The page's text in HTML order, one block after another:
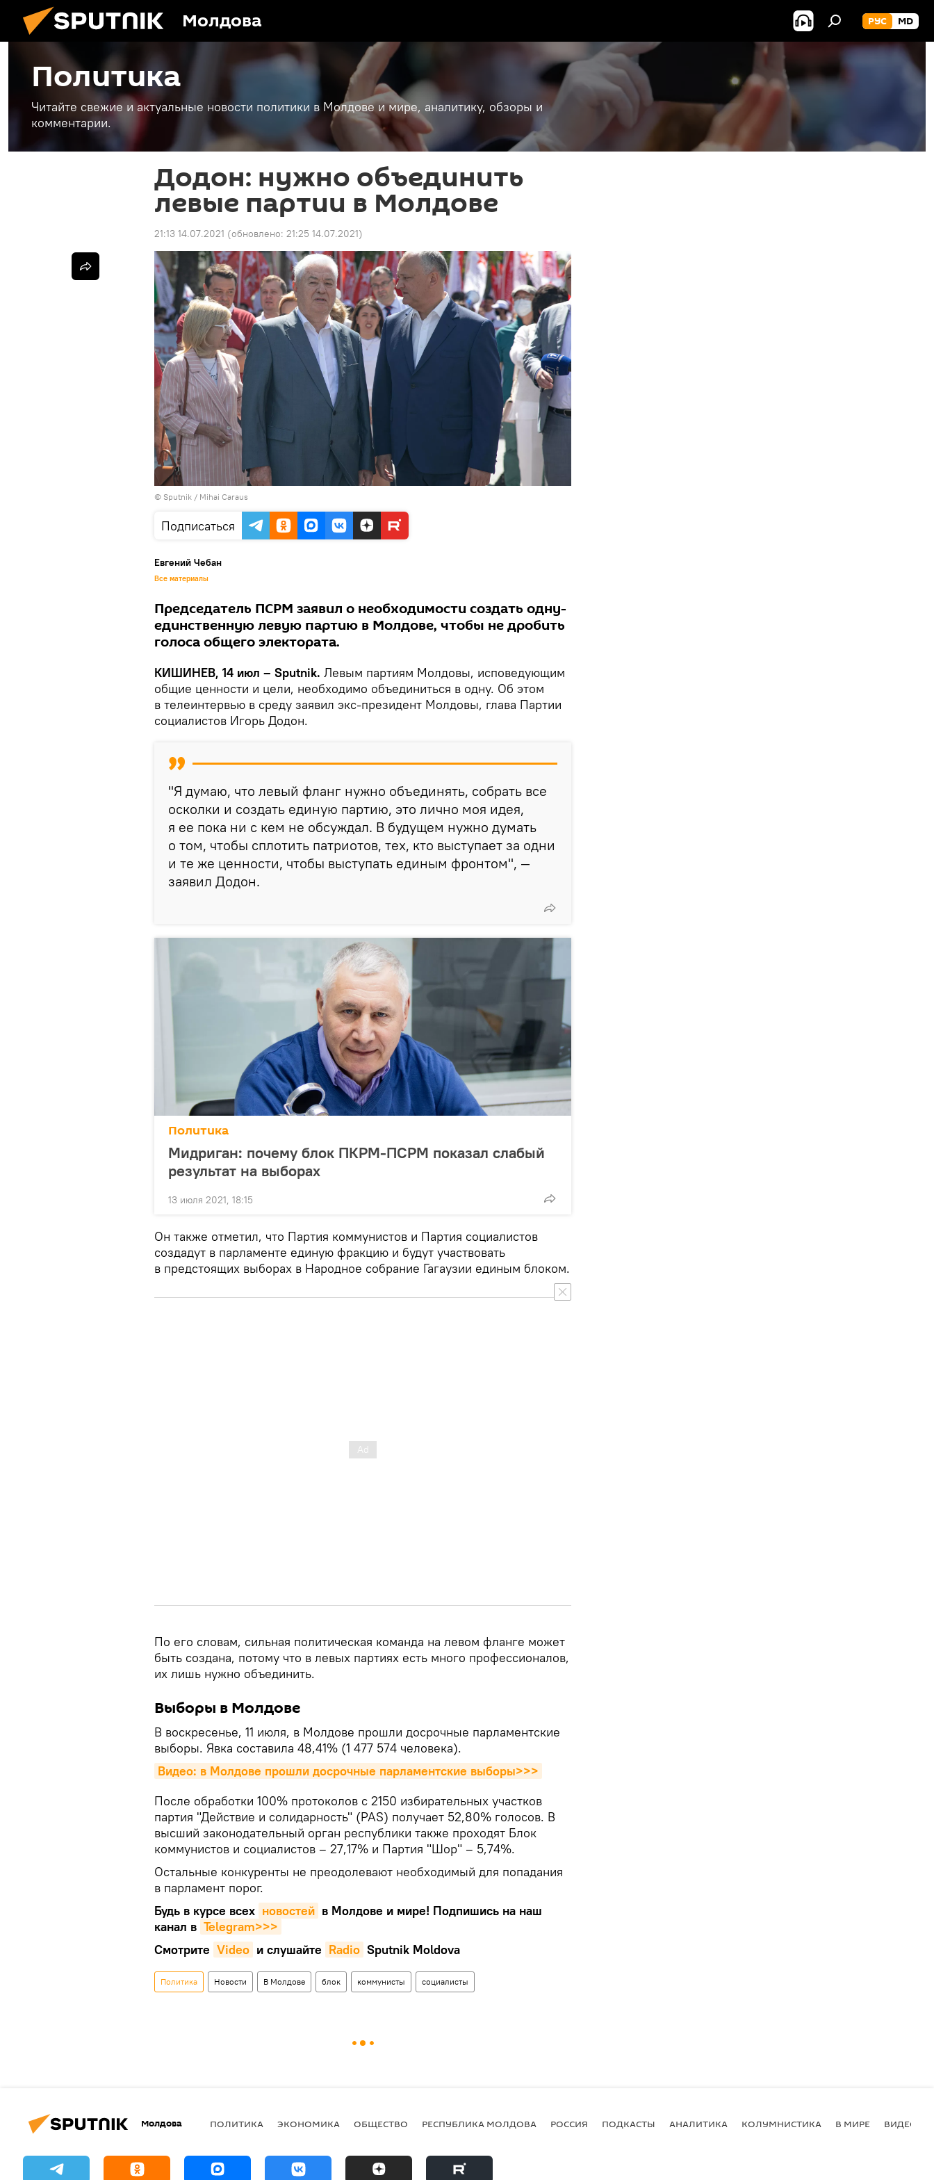
Молдова РУС MD
Политика
Читайте свежие и актуальные новости политики в Молдове и мире, аналитику, обзоры и
комментарии.
Додон: нужно объединить
левые партии в Молдове
21:13 14.07.2021 (обновлено: 21:25 14.07.2021)
© Sputnik / Mihai Caraus
Подписаться
Евгений Чебан
Все материалы
Председатель ПСРМ заявил о необходимости создать одну-
единственную левую партию в Молдове, чтобы не дробить
голоса общего электората.
КИШИНЕВ, 14 июл – Sputnik. Левым партиям Молдовы, исповедующим
общие ценности и цели, необходимо объединиться в одну. Об этом
в телеинтервью в среду заявил экс-президент Молдовы, глава Партии
социалистов Игорь Додон.
"Я думаю, что левый фланг нужно объединять, собрать все
осколки и создать единую партию, это лично моя идея,
я ее пока ни с кем не обсуждал. В будущем нужно думать
о том, чтобы сплотить патриотов, тех, кто выступает за одни
и те же ценности, чтобы выступать единым фронтом", —
заявил Додон.
Политика
Мидриган: почему блок ПКРМ-ПСРМ показал слабый
результат на выборах
13 июля 2021, 18:15
Он также отметил, что Партия коммунистов и Партия социалистов
создадут в парламенте единую фракцию и будут участвовать
в предстоящих выборах в Народное собрание Гагаузии единым блоком.
По его словам, сильная политическая команда на левом фланге может
быть создана, потому что в левых партиях есть много профессионалов,
их лишь нужно объединить.
Выборы в Молдове
В воскресенье, 11 июля, в Молдове прошли досрочные парламентские
выборы. Явка составила 48,41% (1 477 574 человека).
Видео: в Молдове прошли досрочные парламентские выборы>>>
После обработки 100% протоколов с 2150 избирательных участков
партия "Действие и солидарность" (PAS) получает 52,80% голосов. В
высший законодательный орган республики также проходят Блок
коммунистов и социалистов – 27,17% и Партия "Шор" – 5,74%.
Остальные конкуренты не преодолевают необходимый для попадания
в парламент порог.
Будь в курсе всех новостей в Молдове и мире! Подпишись на наш
канал в Telegram>>>
Смотрите Video и слушайте Radio Sputnik Moldova
Политика Новости В Молдове блок коммунисты социалисты
Молдова ПОЛИТИКА ЭКОНОМИКА ОБЩЕСТВО РЕСПУБЛИКА МОЛДОВА РОССИЯ ПОДКАСТЫ АНАЛИТИКА КОЛУМНИСТИКА В МИРЕ ВИДЕО